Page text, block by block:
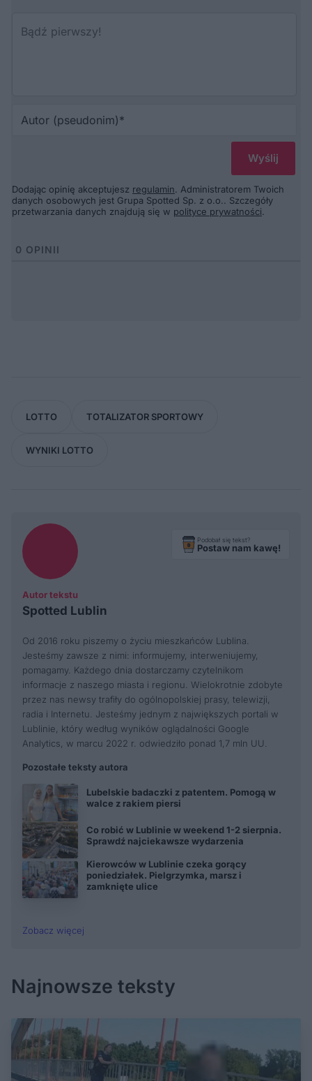
Dodając opinię akceptujesz regulamin. Administratorem Twoich
danych osobowych jest Grupa Spotted Sp. z o.o.. Szczegóły
przetwarzania danych znajdują się w polityce prywatności.
0 OPINII
LOTTO TOTALIZATOR SPORTOWY
WYNIKI LOTTO
Autor tekstu
Spotted Lublin
Podobał się tekst?
Postaw nam kawę!
Od 2016 roku piszemy o życiu mieszkańców Lublina.
Jesteśmy zawsze z nimi: informujemy, interweniujemy,
pomagamy. Każdego dnia dostarczamy czytelnikom
informacje z naszego miasta i regionu. Wielokrotnie zdobyte
przez nas newsy trafiły do ogólnopolskiej prasy, telewizji,
radia i Internetu. Jesteśmy jednym z największych portali w
Lublinie, który według wyników oglądalności Google
Analytics, w marcu 2022 r. odwiedziło ponad 1,7 mln UU.
Pozostałe teksty autora
Lubelskie badaczki z patentem. Pomogą w
walce z rakiem piersi
Co robić w Lublinie w weekend 1-2 sierpnia.
Sprawdź najciekawsze wydarzenia
Kierowców w Lublinie czeka gorący
poniedziałek. Pielgrzymka, marsz i
zamknięte ulice
Zobacz więcej
Najnowsze teksty